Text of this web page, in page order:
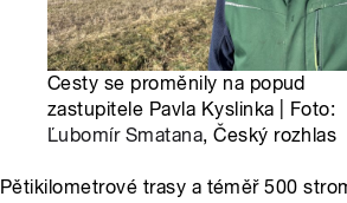
Cesty se proměnily na popud
zastupitele Pavla Kyslinka | Foto:
Ľubomír Smatana, Český rozhlas
Pětikilometrové trasy a téměř 500